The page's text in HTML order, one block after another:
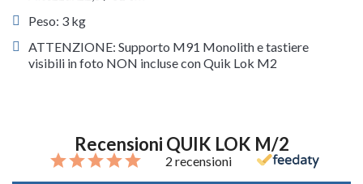
Peso: 3 kg
ATTENZIONE: Supporto M91 Monolith e tastiere
visibili in foto NON incluse con Quik Lok M2
Recensioni QUIK LOK M/2
2 recensioni